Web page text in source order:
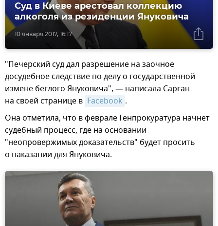
10 января 2017, 16:17
Суд в Киеве арестовал коллекцию
алкоголя из резиденции Януковича
"Печерский суд дал разрешение на заочное
досудебное следствие по делу о государственной
измене беглого Януковича", — написала Сарган
на своей странице в Facebook .
Она отметила, что в феврале Генпрокуратура начнет
судебный процесс, где на основании
"неопровержимых доказательств" будет просить
о наказании для Януковича.